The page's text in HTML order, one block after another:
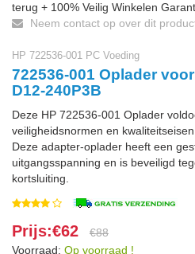
terug + 100% Veilig Winkelen
Neem contact op over dit
HP 722536-001 PC Voeding
722536-001 Oplader
D12-240P3B
Deze HP 722536-001 Oplader
veiligheidsnormen en kwaliteitseisen.
Deze adapter-oplader heeft een
uitgangsspanning en is beveiligd
kortsluiting.
Prijs:€62
€88
Voorraad: Op voorraad !